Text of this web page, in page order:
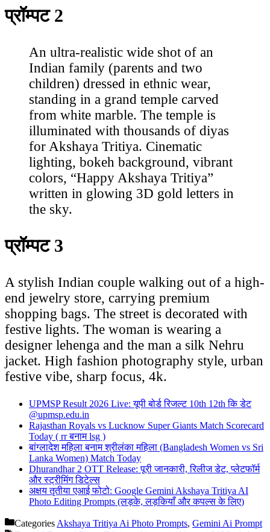
प्रॉम्पट 2
An ultra-realistic wide shot of an
Indian family (parents and two
children) dressed in ethnic wear,
standing in a grand temple carved
from white marble. The temple is
illuminated with thousands of diyas
for Akshaya Tritiya. Cinematic
lighting, bokeh background, vibrant
colors, “Happy Akshaya Tritiya”
written in glowing 3D gold letters in
the sky.
प्रॉम्पट 3
A stylish Indian couple walking out of a high-
end jewelry store, carrying premium
shopping bags. The street is decorated with
festive lights. The woman is wearing a
designer lehenga and the man a silk Nehru
jacket. High fashion photography style, urban
festive vibe, sharp focus, 4k.
UPMSP Result 2026 Live: यूपी बोर्ड रिजल्ट 10th 12th कि डेट
@upmsp.edu.in
Rajasthan Royals vs Lucknow Super Giants Match Scorecard
Today ( rr बनाम lsg )
बांग्लादेश महिला बनाम श्रीलंका महिला (Bangladesh Women vs Sri
Lanka Women) Match Today
Dhurandhar 2 OTT Release: पूरी जानकारी, रिलीज डेट, प्लेटफॉर्म
और स्ट्रीमिंग डिटेल्स
अक्षय तृतीया एआई फोटो: Google Gemini Akshaya Tritiya AI
Photo Editing Prompts (लड़के, लड़कियाँ और कपल्स के लिए)
Categories Akshaya Tritiya Ai Photo Prompts, Gemini Ai Prompt